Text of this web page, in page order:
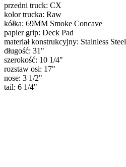
przedni truck: CX
kolor trucka: Raw
kółka: 69MM Smoke Concave
papier grip: Deck Pad
materiał konstrukcyjny: Stainless Steel
długość: 31"
szerokość: 10 1/4"
rozstaw osi: 17"
nose: 3 1/2"
tail: 6 1/4"